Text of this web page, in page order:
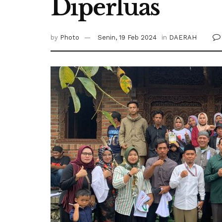
Diperluas
by Photo Senin, 19 Feb 2024 in DAERAH